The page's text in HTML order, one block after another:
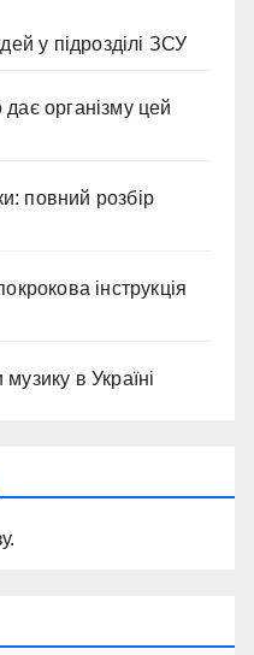
у підрозділі ЗСУ
організму цей
повний розбір
інструкція
в Україні